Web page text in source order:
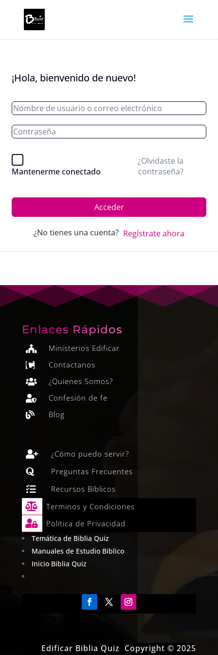
¡Hola, bienvenido de nuevo!
Mantenerme conectado
¿Olvidaste la
contraseña?
Acceder
¿No tienes una cuenta? Regístrate ahora
Enlaces Rápidos
 Ministerios Edificar
 Contactanos
 ¿Quienes Somos?
 Confesión de fe
 Blog
 ¿Cómo puedo servir?
 Preguntas Frecuentes
 Recursos Bíblicos
 Terminos y Condiciones
 Política de Privacidad
Temática de Biblia Quiz
Manuales de Estudio Biblico
Inicio Biblia Quiz
Edificar Biblia Quiz Copyright © 2025